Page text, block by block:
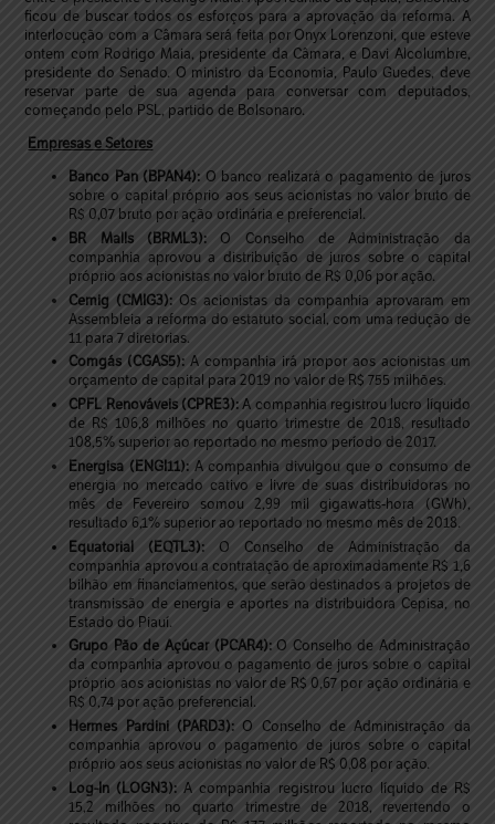
ficou de buscar todos os esforços para a aprovação da reforma. A
interlocução com a Câmara será feita por Onyx Lorenzoni, que esteve
ontem com Rodrigo Maia, presidente da Câmara, e Davi Alcolumbre,
presidente do Senado. O ministro da Economia, Paulo Guedes, deve
reservar parte de sua agenda para conversar com deputados,
começando pelo PSL, partido de Bolsonaro.
Empresas e Setores
Banco Pan (BPAN4): O banco realizará o pagamento de juros
sobre o capital próprio aos seus acionistas no valor bruto de
R$ 0,07 bruto por ação ordinária e preferencial.
BR Malls (BRML3): O Conselho de Administração da
companhia aprovou a distribuição de juros sobre o capital
próprio aos acionistas no valor bruto de R$ 0,06 por ação.
Cemig (CMIG3):Os acionistas da companhia aprovaram em
Assembleia a reforma do estatuto social, com uma redução de
11 para 7 diretorias.
Comgás (CGAS5): A companhia irá propor aos acionistas um
orçamento de capital para 2019 no valor de R$ 755 milhões.
CPFL Renováveis (CPRE3): A companhia registrou lucro líquido
de R$ 106,8 milhões no quarto trimestre de 2018, resultado
108,5% superior ao reportado no mesmo período de 2017.
Energisa (ENGI11): A companhia divulgou que o consumo de
energia no mercado cativo e livre de suas distribuidoras no
mês de Fevereiro somou 2,99 mil gigawatts-hora (GWh),
resultado 6,1% superior ao reportado no mesmo mês de 2018.
Equatorial (EQTL3): O Conselho de Administração da
companhia aprovou a contratação de aproximadamente R$ 1,6
bilhão em financiamentos, que serão destinados a projetos de
transmissão de energia e aportes na distribuidora Cepisa, no
Estado do Piauí.
Grupo Pão de Açúcar (PCAR4):O Conselho de Administração
da companhia aprovou o pagamento de juros sobre o capital
próprio aos acionistas no valor de R$ 0,67 por ação ordinária e
R$ 0,74 por ação preferencial.
Hermes Pardini (PARD3): O Conselho de Administração da
companhia aprovou o pagamento de juros sobre o capital
próprio aos seus acionistas no valor de R$ 0,08 por ação.
Log-In (LOGN3): A companhia registrou lucro líquido de R$
15,2 milhões no quarto trimestre de 2018, revertendo o